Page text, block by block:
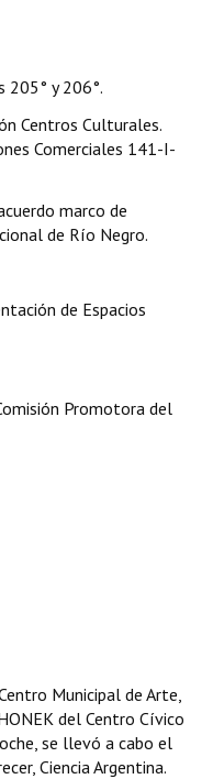
205° y 206°.
Centros Culturales.
Comerciales 141-I-
marco de
de Río Negro.
de Espacios
Promotora del
Municipal de Arte,
del Centro Cívico
se llevó a cabo el
Ciencia Argentina.